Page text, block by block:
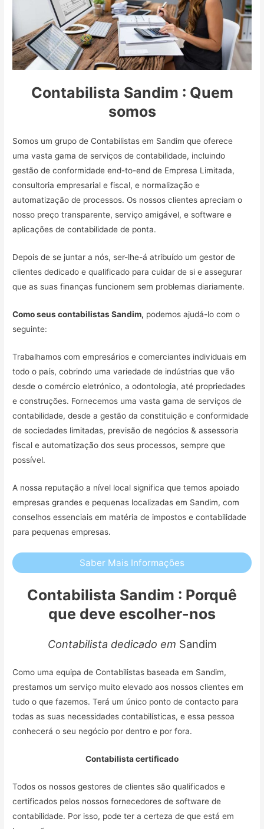
Contabilista Sandim : Quem
somos
Somos um grupo de Contabilistas em Sandim que oferece
uma vasta gama de serviços de contabilidade, incluindo
gestão de conformidade end-to-end de Empresa Limitada,
consultoria empresarial e fiscal, e normalização e
automatização de processos. Os nossos clientes apreciam o
nosso preço transparente, serviço amigável, e software e
aplicações de contabilidade de ponta.
Depois de se juntar a nós, ser-lhe-á atribuído um gestor de
clientes dedicado e qualificado para cuidar de si e assegurar
que as suas finanças funcionem sem problemas diariamente.
Como seus contabilistas Sandim, podemos ajudá-lo com o
seguinte:
Trabalhamos com empresários e comerciantes individuais em
todo o país, cobrindo uma variedade de indústrias que vão
desde o comércio eletrónico, a odontologia, até propriedades
e construções. Fornecemos uma vasta gama de serviços de
contabilidade, desde a gestão da constituição e conformidade
de sociedades limitadas, previsão de negócios & assessoria
fiscal e automatização dos seus processos, sempre que
possível.
A nossa reputação a nível local significa que temos apoiado
empresas grandes e pequenas localizadas em Sandim, com
conselhos essenciais em matéria de impostos e contabilidade
para pequenas empresas.
Saber Mais Informações
Contabilista Sandim : Porquê
que deve escolher-nos
Contabilista dedicado em Sandim
Como uma equipa de Contabilistas baseada em Sandim,
prestamos um serviço muito elevado aos nossos clientes em
tudo o que fazemos. Terá um único ponto de contacto para
todas as suas necessidades contabilísticas, e essa pessoa
conhecerá o seu negócio por dentro e por fora.
Contabilista certificado
Todos os nossos gestores de clientes são qualificados e
certificados pelos nossos fornecedores de software de
contabilidade. Por isso, pode ter a certeza de que está em